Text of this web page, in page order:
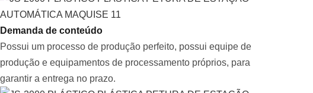
Demanda de conteúdo
Possui um processo de produção perfeito, possui equipe de
produção e equipamentos de processamento próprios, para
garantir a entrega no prazo.